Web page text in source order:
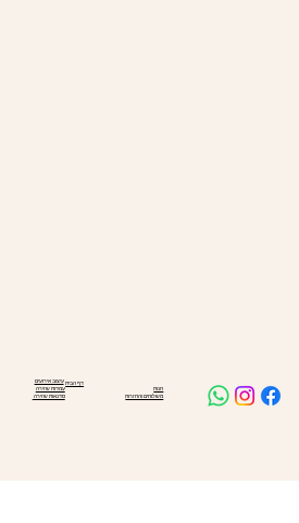
עיצוב אירועים
עמדות שזירה
סדנאות שזירה
דף הבית
חנות
משלוחים והחזרות